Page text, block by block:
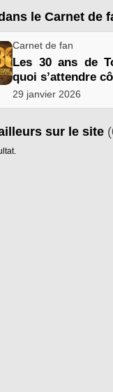
le Carnet de
Carnet de fan
Les 30 ans de
quoi s’attendre
29 janvier 2026
sur le site